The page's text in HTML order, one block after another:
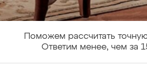
Поможем рассчитать
Ответим менее, чем за